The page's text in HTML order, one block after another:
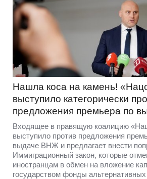
Нашла коса на камень!
выступило категорически
предложения премьера по
Входящее в правящую коалицию
выступило против предложения
выдаче ВНЖ и предлагает внести
Иммиграционный закон, которые
иностранцам в обмен на вложение
государством фонды